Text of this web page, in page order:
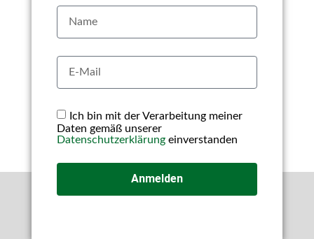
Ich bin mit der Verarbeitung meiner
Daten gemäß unserer
Datenschutzerklärungeinverstanden
Anmelden